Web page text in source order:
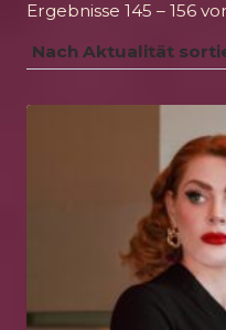
Ergebnisse 145 – 156